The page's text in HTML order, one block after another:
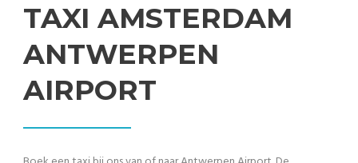
TAXI AMSTERDAM
ANTWERPEN
AIRPORT